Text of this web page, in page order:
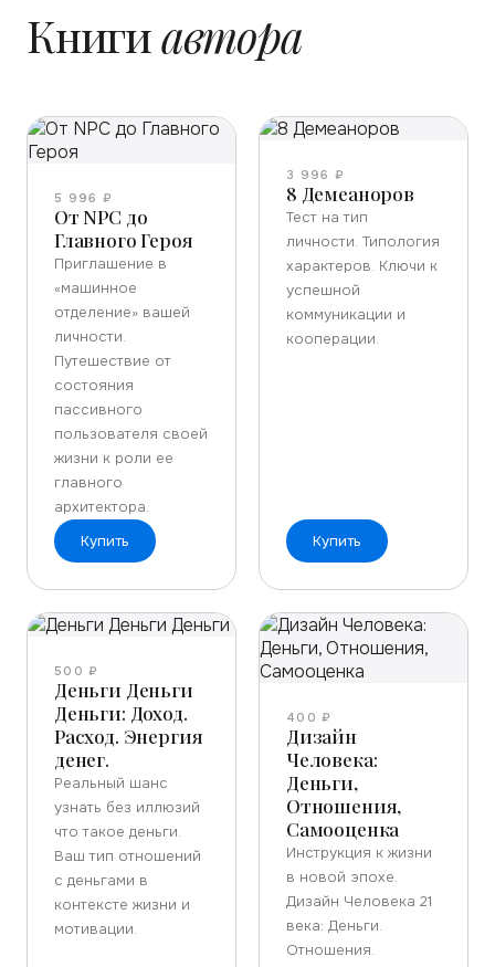
Книгиавтора
5 996 ₽
От NPC до
Главного Героя
Приглашение в
«машинное
отделение» вашей
личности.
Путешествие от
состояния
пассивного
пользователя своей
жизни к роли ее
главного
архитектора.
Купить
3 996 ₽
8 Демеаноров
Тест на тип
личности. Типология
характеров. Ключи к
успешной
коммуникации и
кооперации.
Купить
500 ₽
Деньги Деньги
Деньги: Доход.
Расход. Энергия
денег.
Реальный шанс
узнать без иллюзий
что такое деньги.
Ваш тип отношений
с деньгами в
контексте жизни и
мотивации.
400 ₽
Дизайн
Человека:
Деньги,
Отношения,
Самооценка
Инструкция к жизни
в новой эпохе.
Дизайн Человека 21
века: Деньги.
Отношения.